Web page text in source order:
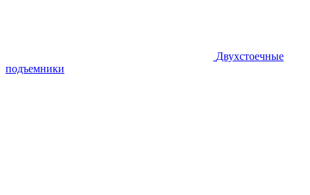
Двухстоечные
подъемники